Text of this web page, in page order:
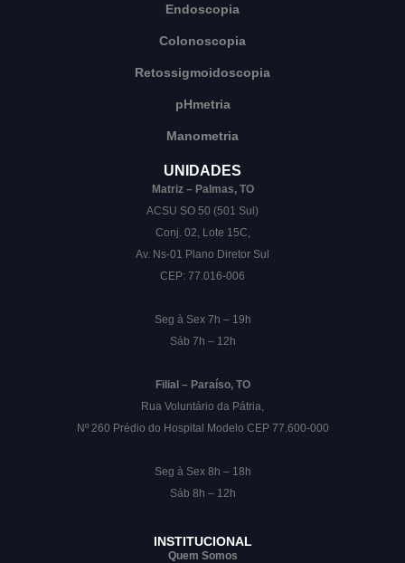
Endoscopia
Colonoscopia
Retossigmoidoscopia
pHmetria
Manometria
UNIDADES
Matriz – Palmas, TO
ACSU SO 50 (501 Sul)
Conj. 02, Lote 15C,
Av. Ns-01 Plano Diretor Sul
CEP: 77.016-006
Seg à Sex 7h – 19h
Sáb 7h – 12h
Filial – Paraíso, TO
Rua Voluntário da Pátria,
Nº 260 Prédio do Hospital Modelo CEP 77.600-000
Seg à Sex 8h – 18h
Sáb 8h – 12h
INSTITUCIONAL
Quem Somos